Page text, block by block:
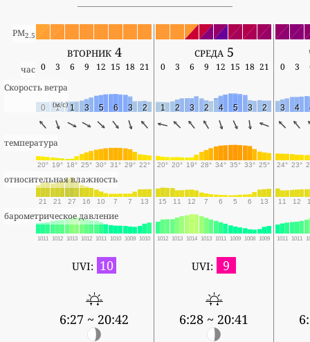
PM2.5
вторник 4 среда 5
час 0 3 6 9 12 15 18 21 0 3 6 9 12 15 18 21 0 3
Скорость ветра
(м/с)
0 1 1 3 5 6 3 2 1 2 3 2 4 5 3 2 3 4
температура
20° 19° 18° 25° 30° 31° 29° 22° 20° 20° 19° 28° 34° 35° 33° 25° 24° 23°
относительная влажность
21 21 27 16 10 7 7 13 15 11 12 7 6 5 6 13 11 12
барометрическое давление
1011 1012 1013 1012 1011 1010 1009 1010 1012 1013 1014 1013 1011 1009 1008 1009 1011 1011
UVI: 10
6:27 ~ 20:42
UVI: 9
6:28 ~ 20:41